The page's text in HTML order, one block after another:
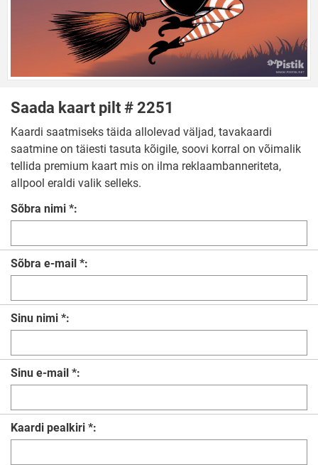
Saada kaart pilt # 2251
Kaardi saatmiseks täida allolevad väljad, tavakaardi
saatmine on täiesti tasuta kõigile, soovi korral on võimalik
tellida premium kaart mis on ilma reklaambanneriteta,
allpool eraldi valik selleks.
Sõbra nimi *:
Sõbra e-mail *:
Sinu nimi *:
Sinu e-mail *:
Kaardi pealkiri *: